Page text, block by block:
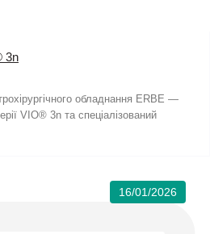
3n
обладнання ERBE —
VIO® 3n та спеціалізований
16/01/2026